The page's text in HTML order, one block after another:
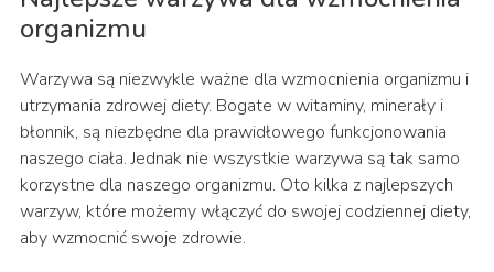
organizmu
Warzywa są niezwykle ważne dla wzmocnienia organizmu i
utrzymania zdrowej diety. Bogate w witaminy, minerały i
błonnik, są niezbędne dla prawidłowego funkcjonowania
naszego ciała. Jednak nie wszystkie warzywa są tak samo
korzystne dla naszego organizmu. Oto kilka z najlepszych
warzyw, które możemy włączyć do swojej codziennej diety,
aby wzmocnić swoje zdrowie.